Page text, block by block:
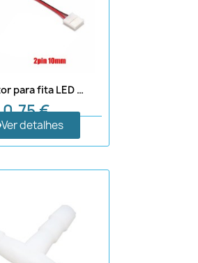
Conector para fita LED de 10 mm com cabo
0,75 €
Ver detalhes